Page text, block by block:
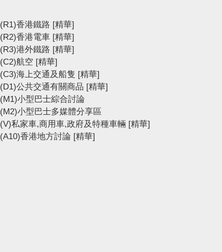
(R1)香港鐵路 [精華]
(R2)香港電車 [精華]
(R3)港外鐵路 [精華]
(C2)航空 [精華]
(C3)海上交通及船隻 [精華]
(D1)公共交通有關商品 [精華]
(M1)小型巴士綜合討論
(M2)小型巴士多媒體分享區
(V)私家車,商用車,政府及特種車輛 [精華]
(A10)香港地方討論 [精華]